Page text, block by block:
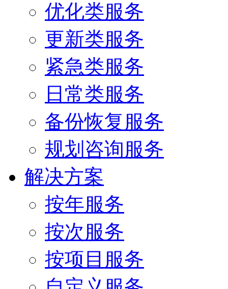
优化类服务
更新类服务
紧急类服务
日常类服务
备份恢复服务
规划咨询服务
解决方案
按年服务
按次服务
按项目服务